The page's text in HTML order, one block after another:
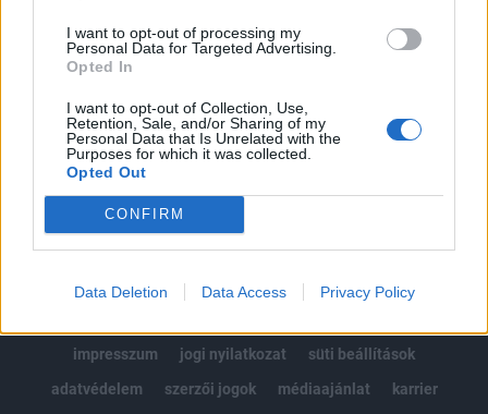
I want to opt-out of processing my
Personal Data for Targeted Advertising.
Opted In
I want to opt-out of Collection, Use,
Retention, Sale, and/or Sharing of my
Personal Data that Is Unrelated with the
Purposes for which it was collected.
Opted Out
CONFIRM
Data Deletion Data Access Privacy Policy
MÁR ELŐFIZETŐNK VAGY?BEJELENTKEZÉS
impresszum
jogi nyilatkozat
süti beállítások
adatvédelem
szerzői jogok médiaajánlat karrier